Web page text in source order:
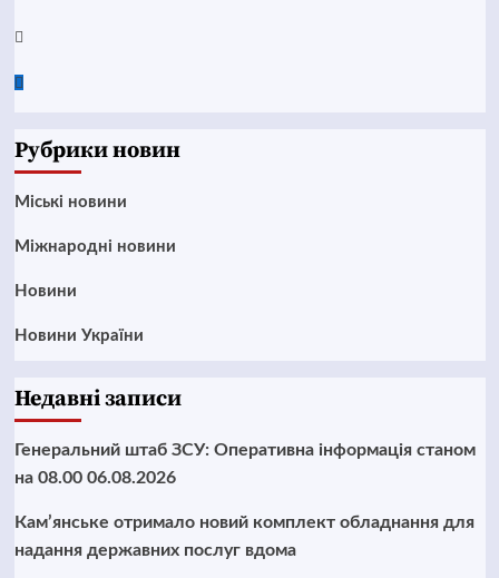
Twitter
Google
Рубрики новин
Mіські новини
Міжнародні новини
Новини
Новини України
Недавні записи
Генеральний штаб ЗСУ: Оперативна інформація станом
на 08.00 06.08.2026
Кам’янське отримало новий комплект обладнання для
надання державних послуг вдома